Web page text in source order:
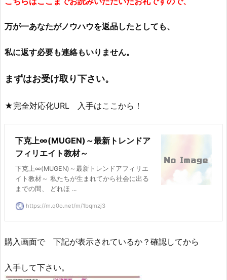
万が一あなたがノウハウを返品したとしても、
私に返す必要も連絡もいりません。
まずはお受け取り下さい。
★完全対応化URL 入手はここから！
下克上∞(MUGEN)～最新トレンドア
フィリエイト教材～
下克上∞(MUGEN)～最新トレンドアフィリエ
イト教材～ 私たちが生まれてから社会に出る
までの間、 どれほ ...
https://m.q0o.net/m/1bqmzj3
購入画面で 下記が表示されているか？確認してから
入手して下さい。